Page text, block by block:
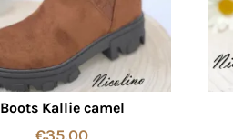
Boots Kallie camel